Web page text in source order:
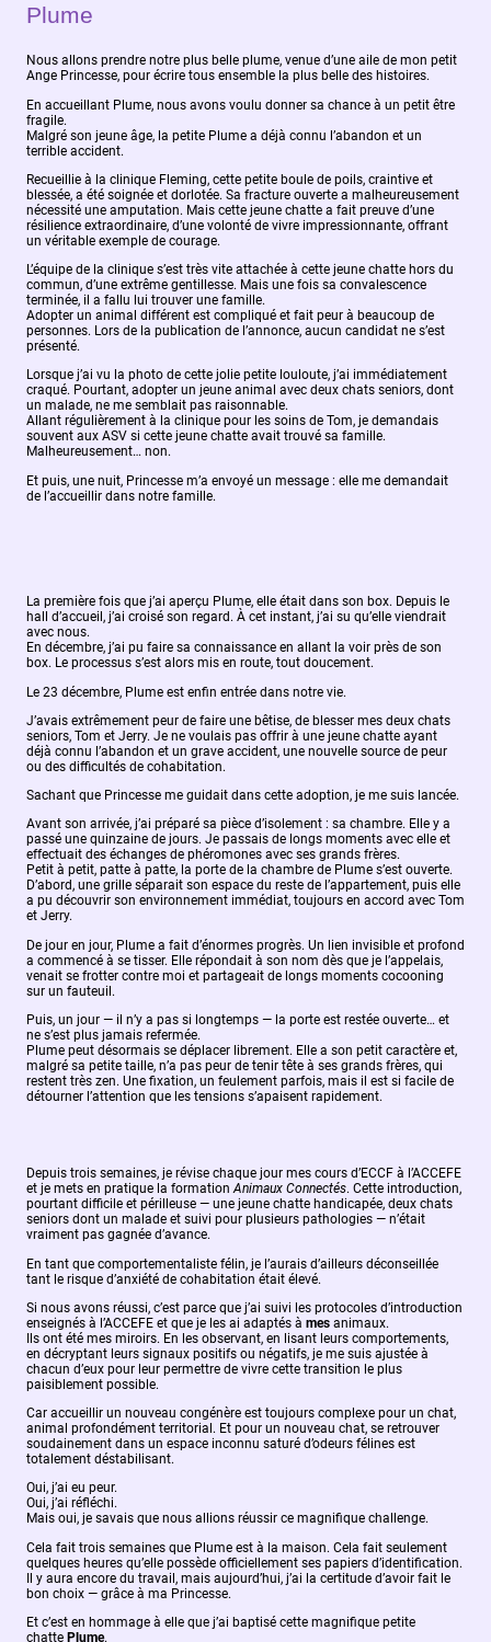
Plume
Nous allons prendre notre plus belle plume, venue d’une aile de mon petit
Ange Princesse, pour écrire tous ensemble la plus belle des histoires.
En accueillant Plume, nous avons voulu donner sa chance à un petit être
fragile.
Malgré son jeune âge, la petite Plume a déjà connu l’abandon et un
terrible accident.
Recueillie à la clinique Fleming, cette petite boule de poils, craintive et
blessée, a été soignée et dorlotée. Sa fracture ouverte a malheureusement
nécessité une amputation. Mais cette jeune chatte a fait preuve d’une
résilience extraordinaire, d’une volonté de vivre impressionnante, offrant
un véritable exemple de courage.
L’équipe de la clinique s’est très vite attachée à cette jeune chatte hors du
commun, d’une extrême gentillesse. Mais une fois sa convalescence
terminée, il a fallu lui trouver une famille.
Adopter un animal différent est compliqué et fait peur à beaucoup de
personnes. Lors de la publication de l’annonce, aucun candidat ne s’est
présenté.
Lorsque j’ai vu la photo de cette jolie petite louloute, j’ai immédiatement
craqué. Pourtant, adopter un jeune animal avec deux chats seniors, dont
un malade, ne me semblait pas raisonnable.
Allant régulièrement à la clinique pour les soins de Tom, je demandais
souvent aux ASV si cette jeune chatte avait trouvé sa famille.
Malheureusement… non.
Et puis, une nuit, Princesse m’a envoyé un message : elle me demandait
de l’accueillir dans notre famille.
La première fois que j’ai aperçu Plume, elle était dans son box. Depuis le
hall d’accueil, j’ai croisé son regard. À cet instant, j’ai su qu’elle viendrait
avec nous.
En décembre, j’ai pu faire sa connaissance en allant la voir près de son
box. Le processus s’est alors mis en route, tout doucement.
Le 23 décembre, Plume est enfin entrée dans notre vie.
J’avais extrêmement peur de faire une bêtise, de blesser mes deux chats
seniors, Tom et Jerry. Je ne voulais pas offrir à une jeune chatte ayant
déjà connu l’abandon et un grave accident, une nouvelle source de peur
ou des difficultés de cohabitation.
Sachant que Princesse me guidait dans cette adoption, je me suis lancée.
Avant son arrivée, j’ai préparé sa pièce d’isolement : sa chambre. Elle y a
passé une quinzaine de jours. Je passais de longs moments avec elle et
effectuait des échanges de phéromones avec ses grands frères.
Petit à petit, patte à patte, la porte de la chambre de Plume s’est ouverte.
D’abord, une grille séparait son espace du reste de l’appartement, puis elle
a pu découvrir son environnement immédiat, toujours en accord avec Tom
et Jerry.
De jour en jour, Plume a fait d’énormes progrès. Un lien invisible et profond
a commencé à se tisser. Elle répondait à son nom dès que je l’appelais,
venait se frotter contre moi et partageait de longs moments cocooning
sur un fauteuil.
Puis, un jour — il n’y a pas si longtemps — la porte est restée ouverte… et
ne s’est plus jamais refermée.
Plume peut désormais se déplacer librement. Elle a son petit caractère et,
malgré sa petite taille, n’a pas peur de tenir tête à ses grands frères, qui
restent très zen. Une fixation, un feulement parfois, mais il est si facile de
détourner l’attention que les tensions s’apaisent rapidement.
Depuis trois semaines, je révise chaque jour mes cours d’ECCF à l’ACCEFE
et je mets en pratique la formationAnimaux Connectés. Cette introduction,
pourtant difficile et périlleuse — une jeune chatte handicapée, deux chats
seniors dont un malade et suivi pour plusieurs pathologies — n’était
vraiment pas gagnée d’avance.
En tant que comportementaliste félin, je l’aurais d’ailleurs déconseillée
tant le risque d’anxiété de cohabitation était élevé.
Si nous avons réussi, c’est parce que j’ai suivi les protocoles d’introduction
enseignés à l’ACCEFE et que je les ai adaptés à mes animaux.
Ils ont été mes miroirs. En les observant, en lisant leurs comportements,
en décryptant leurs signaux positifs ou négatifs, je me suis ajustée à
chacun d’eux pour leur permettre de vivre cette transition le plus
paisiblement possible.
Car accueillir un nouveau congénère est toujours complexe pour un chat,
animal profondément territorial. Et pour un nouveau chat, se retrouver
soudainement dans un espace inconnu saturé d’odeurs félines est
totalement déstabilisant.
Oui, j’ai eu peur.
Oui, j’ai réfléchi.
Mais oui, je savais que nous allions réussir ce magnifique challenge.
Cela fait trois semaines que Plume est à la maison. Cela fait seulement
quelques heures qu’elle possède officiellement ses papiers d’identification.
Il y aura encore du travail, mais aujourd’hui, j’ai la certitude d’avoir fait le
bon choix — grâce à ma Princesse.
Et c’est en hommage à elle que j’ai baptisé cette magnifique petite
chatte Plume.